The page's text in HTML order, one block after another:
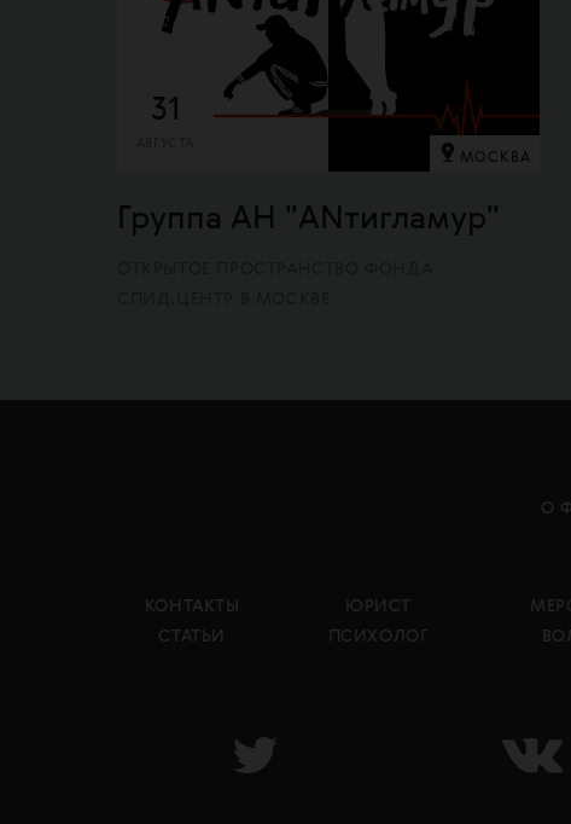
31
МОСКВА
Группа АН "ANтигламур"
О
КОНТАКТЫ
СТАТЬИ
ЮРИСТ
ПСИХОЛОГ